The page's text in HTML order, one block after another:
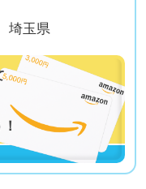
埼玉県